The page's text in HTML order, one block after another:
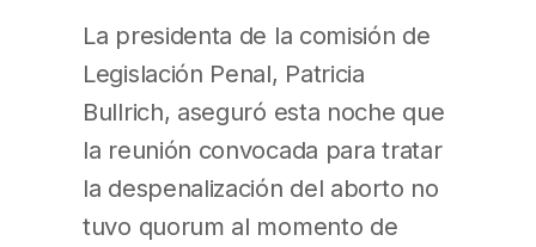
La presidenta de la comisión de
Legislación Penal, Patricia
Bullrich, aseguró esta noche que
la reunión convocada para tratar
la despenalización del aborto no
tuvo quorum al momento de